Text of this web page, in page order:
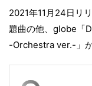
2021年11月24日リ
題曲の他、globe「
-Orchestra ver.-」が